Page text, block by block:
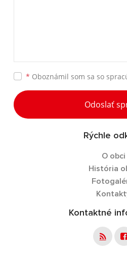
* Oboznámil som sa so
Odoslať
Rýchle
O obci
História
Kontaktné